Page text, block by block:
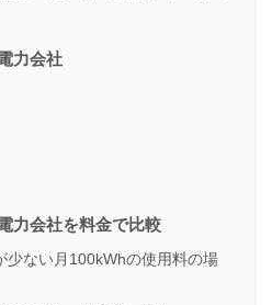
力会社
力会社を料金で比較
少ない月100kWhの使用料の場